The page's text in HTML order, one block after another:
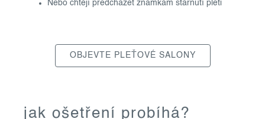
Nebo chtějí předcházet známkám stárnutí pleti
OBJEVTE PLEŤOVÉ SALONY
jak ošetření probíhá?